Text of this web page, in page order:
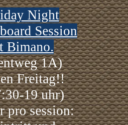
Night
Session
Bimano.
1A)
Freitag!!
19 uhr)
pro session: